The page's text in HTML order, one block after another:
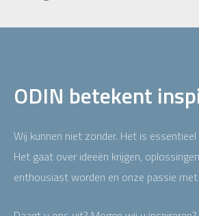
ODIN betekent
Wij kunnen niet zonder. Het is
Het gaat over ideeën krijgen,
enthousiast worden en onze passie met